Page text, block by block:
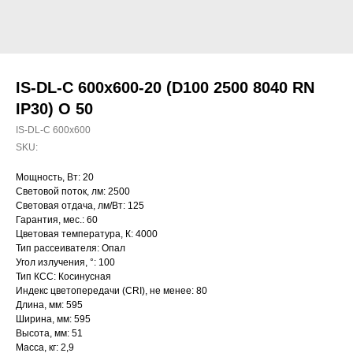
IS-DL-C 600x600-20 (D100 2500 8040 RN
IP30) O 50
IS-DL-C 600x600
SKU:
Мощность, Вт: 20
Световой поток, лм: 2500
Световая отдача, лм/Вт: 125
Гарантия, мес.: 60
Цветовая температура, К: 4000
Тип рассеивателя: Опал
Угол излучения, °: 100
Тип КСС: Косинусная
Индекс цветопередачи (CRI), не менее: 80
Длина, мм: 595
Ширина, мм: 595
Высота, мм: 51
Масса, кг: 2,9